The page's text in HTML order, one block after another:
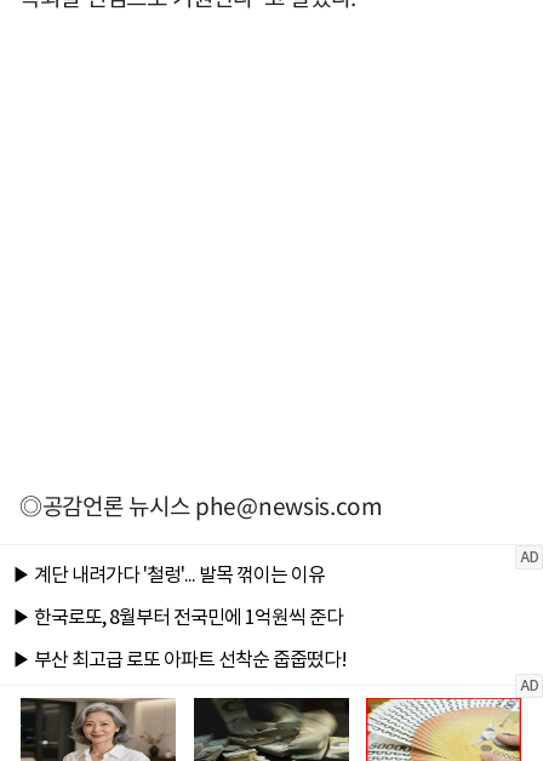
◎공감언론 뉴시스phe@newsis.com